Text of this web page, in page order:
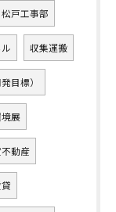
松戸工事部
収集運搬
目標）
展
動産